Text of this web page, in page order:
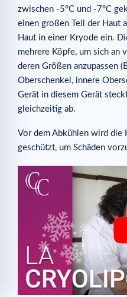
zwischen -5°C und -7°C
einen großen Teil der Haut
Haut in einer Kryode ein.
mehrere Köpfe, um sich an
deren Größen anzupassen
Oberschenkel, innere
Gerät in diesem Gerät
gleichzeitig ab.
Vor dem Abkühlen wird die
geschützt, um Schäden